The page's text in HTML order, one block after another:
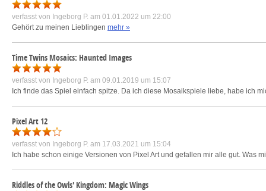
verfasst von Ingeborg P. am 01.01.2022 um 22:00
Gehört zu meinen Lieblingen mehr »
Time Twins Mosaics: Haunted Images
verfasst von Ingeborg P. am 09.01.2019 um 15:07
Ich finde das Spiel einfach spitze. Da ich diese Mosaikspiele liebe, habe ich
Pixel Art 12
verfasst von Ingeborg P. am 17.03.2021 um 15:04
Ich habe schon einige Versionen von Pixel Art und gefallen mir alle gut. Was
Riddles of the Owls' Kingdom: Magic Wings